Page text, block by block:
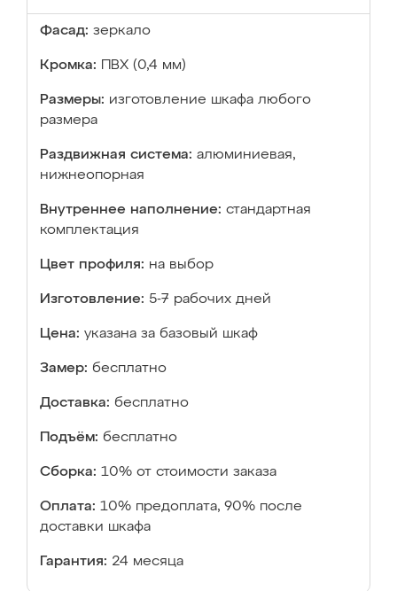
Фасад: зеркало
Кромка: ПВХ (0,4 мм)
Размеры: изготовление шкафа любого
размера
Раздвижная система: алюминиевая,
нижнеопорная
Внутреннее наполнение: стандартная
комплектация
Цвет профиля: на выбор
Изготовление: 5-7 рабочих дней
Цена: указана за базовый шкаф
Замер: бесплатно
Доставка: бесплатно
Подъём: бесплатно
Сборка: 10% от стоимости заказа
Оплата: 10% предоплата, 90% после
доставки шкафа
Гарантия: 24 месяца